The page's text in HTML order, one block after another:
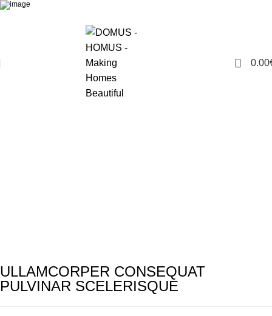
0 0.00
ULLAMCORPER CONSEQUAT
PULVINAR SCELERISQUE